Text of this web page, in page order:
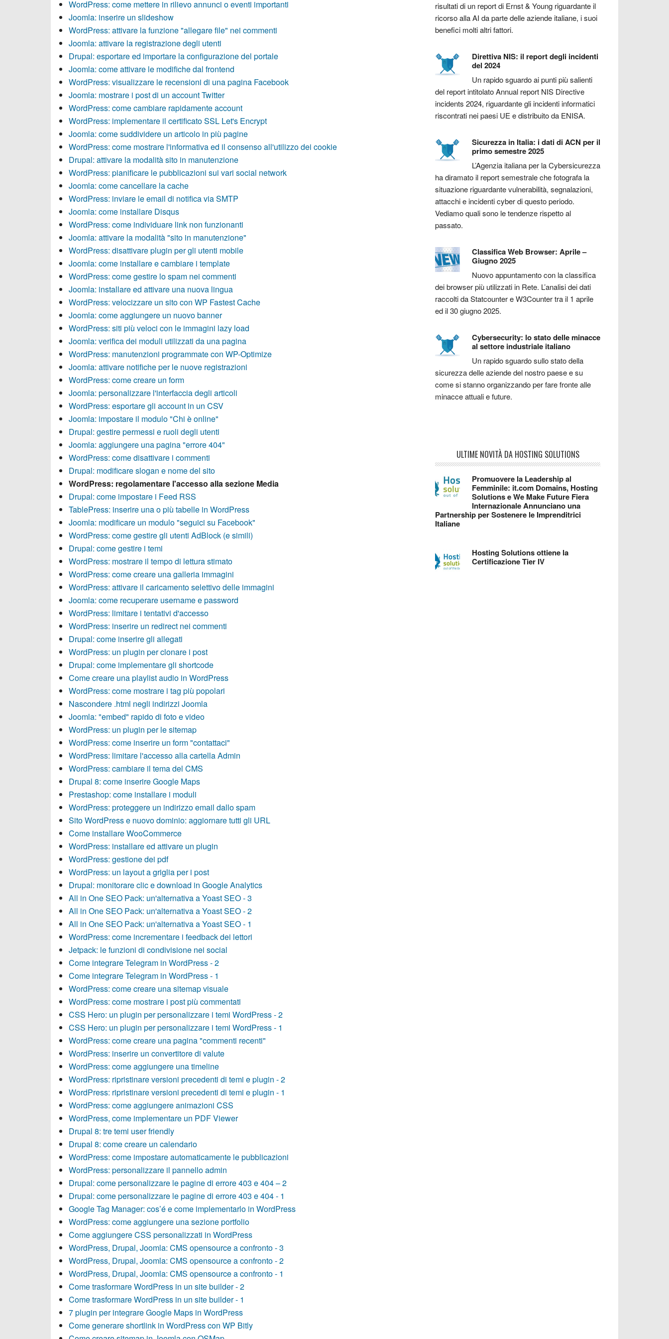
WordPress: come mettere in rilievo annunci o eventi importanti
Joomla: inserire un slideshow
WordPress: attivare la funzione "allegare file" nei commenti
Joomla: attivare la registrazione degli utenti
Drupal: esportare ed importare la configurazione del portale
Joomla: come attivare le modifiche dal frontend
WordPress: visualizzare le recensioni di una pagina Facebook
Joomla: mostrare i post di un account Twitter
WordPress: come cambiare rapidamente account
WordPress: implementare il certificato SSL Let's Encrypt
Joomla: come suddividere un articolo in più pagine
WordPress: come mostrare l'informativa ed il consenso all'utilizzo dei cookie
Drupal: attivare la modalità sito in manutenzione
WordPress: pianificare le pubblicazioni sui vari social network
Joomla: come cancellare la cache
WordPress: inviare le email di notifica via SMTP
Joomla: come installare Disqus
WordPress: come individuare link non funzionanti
Joomla: attivare la modalità "sito in manutenzione"
WordPress: disattivare plugin per gli utenti mobile
Joomla: come installare e cambiare i template
WordPress: come gestire lo spam nei commenti
Joomla: installare ed attivare una nuova lingua
WordPress: velocizzare un sito con WP Fastest Cache
Joomla: come aggiungere un nuovo banner
WordPress: siti più veloci con le immagini lazy load
Joomla: verifica dei moduli utilizzati da una pagina
WordPress: manutenzioni programmate con WP-Optimize
Joomla: attivare notifiche per le nuove registrazioni
WordPress: come creare un form
Joomla: personalizzare l'interfaccia degli articoli
WordPress: esportare gli account in un CSV
Joomla: impostare il modulo "Chi è online"
Drupal: gestire permessi e ruoli degli utenti
Joomla: aggiungere una pagina "errore 404"
WordPress: come disattivare i commenti
Drupal: modificare slogan e nome del sito
WordPress: regolamentare l'accesso alla sezione Media
Drupal: come impostare i Feed RSS
TablePress: inserire una o più tabelle in WordPress
Joomla: modificare un modulo "seguici su Facebook"
WordPress: come gestire gli utenti AdBlock (e simili)
Drupal: come gestire i temi
WordPress: mostrare il tempo di lettura stimato
WordPress: come creare una galleria immagini
WordPress: attivare il caricamento selettivo delle immagini
Joomla: come recuperare username e password
WordPress: limitare i tentativi d'accesso
WordPress: inserire un redirect nei commenti
Drupal: come inserire gli allegati
WordPress: un plugin per clonare i post
Drupal: come implementare gli shortcode
Come creare una playlist audio in WordPress
WordPress: come mostrare i tag più popolari
Nascondere .html negli indirizzi Joomla
Joomla: "embed" rapido di foto e video
WordPress: un plugin per le sitemap
WordPress: come inserire un form "contattaci"
WordPress: limitare l'accesso alla cartella Admin
WordPress: cambiare il tema del CMS
Drupal 8: come inserire Google Maps
Prestashop: come installare i moduli
WordPress: proteggere un indirizzo email dallo spam
Sito WordPress e nuovo dominio: aggiornare tutti gli URL
Come installare WooCommerce
WordPress: installare ed attivare un plugin
WordPress: gestione dei pdf
WordPress: un layout a griglia per i post
Drupal: monitorare clic e download in Google Analytics
All in One SEO Pack: un'alternativa a Yoast SEO - 3
All in One SEO Pack: un'alternativa a Yoast SEO - 2
All in One SEO Pack: un'alternativa a Yoast SEO - 1
WordPress: come incrementare i feedback dei lettori
Jetpack: le funzioni di condivisione nei social
Come integrare Telegram in WordPress - 2
Come integrare Telegram in WordPress - 1
WordPress: come creare una sitemap visuale
WordPress: come mostrare i post più commentati
CSS Hero: un plugin per personalizzare i temi WordPress - 2
CSS Hero: un plugin per personalizzare i temi WordPress - 1
WordPress: come creare una pagina "commenti recenti"
WordPress: inserire un convertitore di valute
WordPress: come aggiungere una timeline
WordPress: ripristinare versioni precedenti di temi e plugin - 2
WordPress: ripristinare versioni precedenti di temi e plugin - 1
WordPress: come aggiungere animazioni CSS
WordPress, come implementare un PDF Viewer
Drupal 8: tre temi user friendly
Drupal 8: come creare un calendario
WordPress: come impostare automaticamente le pubblicazioni
WordPress: personalizzare il pannello admin
Drupal: come personalizzare le pagine di errore 403 e 404 – 2
Drupal: come personalizzare le pagine di errore 403 e 404 - 1
Google Tag Manager: cos’é e come implementarlo in WordPress
WordPress: come aggiungere una sezione portfolio
Come aggiungere CSS personalizzati in WordPress
WordPress, Drupal, Joomla: CMS opensource a confronto - 3
WordPress, Drupal, Joomla: CMS opensource a confronto - 2
WordPress, Drupal, Joomla: CMS opensource a confronto - 1
Come trasformare WordPress in un site builder - 2
Come trasformare WordPress in un site builder - 1
7 plugin per integrare Google Maps in WordPress
Come generare shortlink in WordPress con WP Bitly
risultati di un report di Ernst & Young riguardante il
ricorso alla AI da parte delle aziende italiane, i suoi
benefici molti altri fattori.
Direttiva NIS: il report degli incidenti
del 2024
Un rapido sguardo ai punti più salienti
del report intitolato Annual report NIS Directive
incidents 2024, riguardante gli incidenti informatici
riscontrati nei paesi UE e distribuito da ENISA.
Sicurezza in Italia: i dati di ACN per il
primo semestre 2025
L’Agenzia italiana per la Cybersicurezza
ha diramato il report semestrale che fotografa la
situazione riguardante vulnerabilità, segnalazioni,
attacchi e incidenti cyber di questo periodo.
Vediamo quali sono le tendenze rispetto al
passato.
Classifica Web Browser: Aprile –
Giugno 2025
Nuovo appuntamento con la classifica
dei browser più utilizzati in Rete. L’analisi dei dati
raccolti da Statcounter e W3Counter tra il 1 aprile
ed il 30 giugno 2025.
Cybersecurity: lo stato delle minacce
al settore industriale italiano
Un rapido sguardo sullo stato della
sicurezza delle aziende del nostro paese e su
come si stanno organizzando per fare fronte alle
minacce attuali e future.
ULTIME NOVITÀ DA HOSTING SOLUTIONS
Promuovere la Leadership al
Femminile: it.com Domains, Hosting
Solutions e We Make Future Fiera
Internazionale Annunciano una
Partnership per Sostenere le Imprenditrici
Italiane
Hosting Solutions ottiene la
Certificazione Tier IV